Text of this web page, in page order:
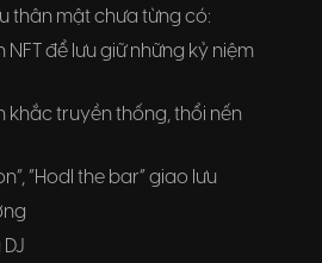
thân mật chưa từng có:
NFT để lưu giữ những kỷ niệm
khắc truyền thống, thổi nến
“Hodl the bar” giao lưu